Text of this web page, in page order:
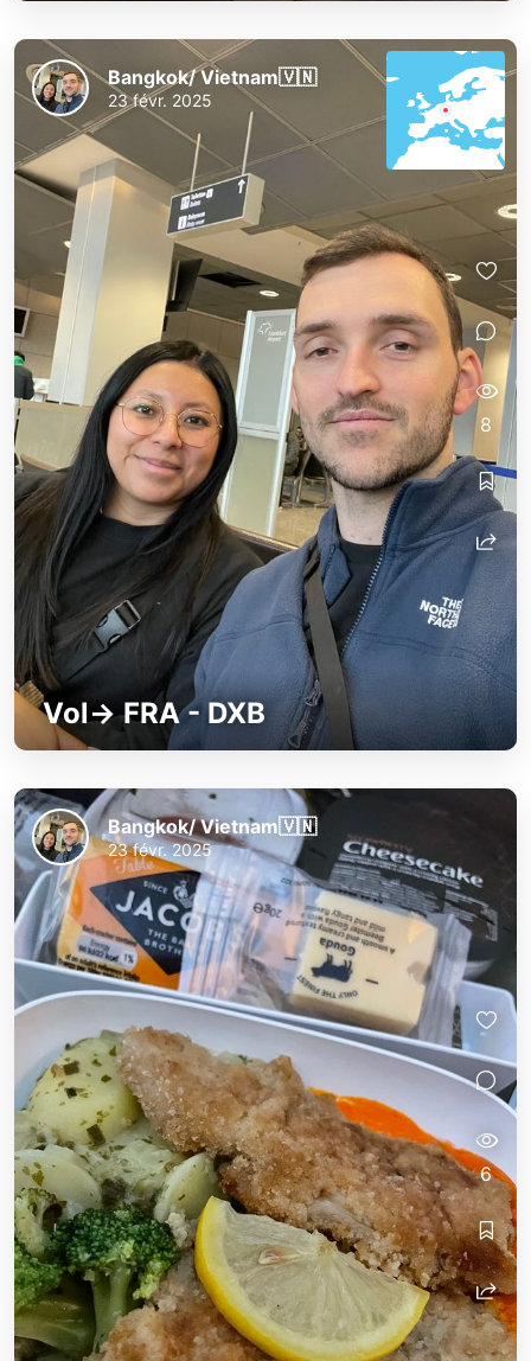
Vol-> FRA - DXB
Bangkok/ Vietnam🇻🇳
23 févr. 2025
8
Bangkok/ Vietnam🇻🇳
23 févr. 2025
6